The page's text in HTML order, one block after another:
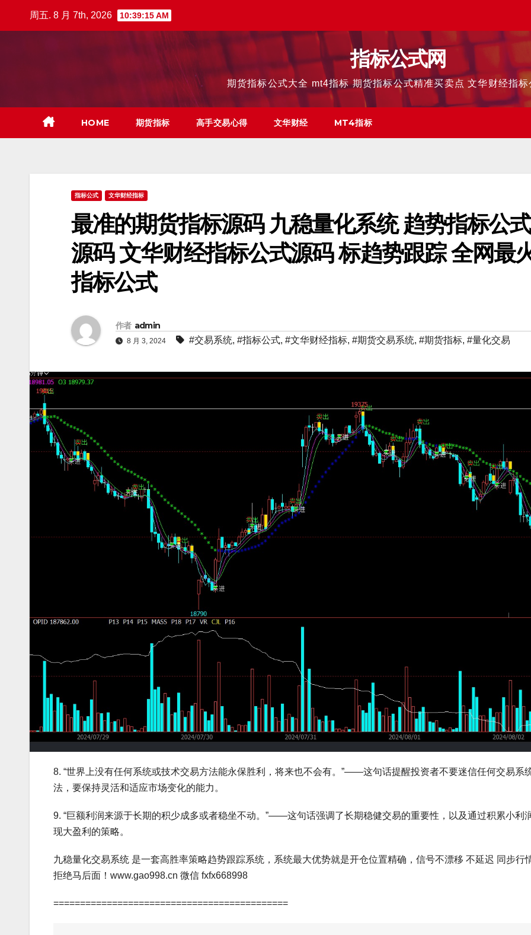
周五. 8 月 7th, 2026 10:39:16 AM
指标公式网
期货指标公式大全 mt4指标 期货指标公式精准买卖点 文华财经指
HOME 期货指标 高手交易心得 文华财经 MT4指标
指标公式 文华财经指标
最准的期货指标源码 九稳量化系统 趋势指标公式
源码 文华财经指标公式源码 标趋势跟踪 全网最
指标公式
作者 admin
8 月 3, 2024 #交易系统, #指标公式, #文华财经指标, #期货交易系统, #期货指标, #量化交易
8. “世界上没有任何系统或技术交易方法能永保胜利，将来也不会有。”——这句话提醒投资者不要迷信任何交易系
法，要保持灵活和适应市场变化的能力。
9. “巨额利润来源于长期的积少成多或者稳坐不动。”——这句话强调了长期稳健交易的重要性，以及通过积累小利
现大盈利的策略。
九稳量化交易系统 是一套高胜率策略趋势跟踪系统，系统最大优势就是开仓位置精确，信号不漂移 不延迟 同步行
拒绝马后面！www.gao998.cn 微信 fxfx668998
============================================